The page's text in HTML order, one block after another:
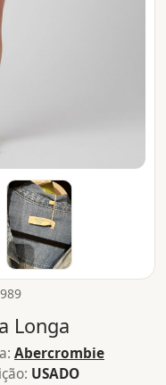
Longa
Abercrombie
USADO